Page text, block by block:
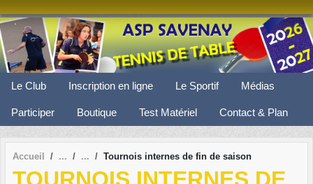
Le Club Inscription en ligne Le Sportif Médias
Participer Boutique Test Matériel Contact & Plan
Accueil Tournois internes de fin de saison